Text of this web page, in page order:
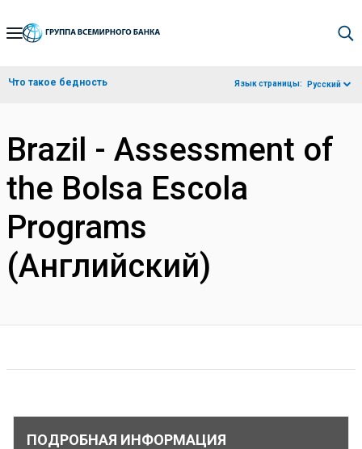
Skip
Navigation
Что такое бедность Язык страницы: Русский
Brazil - Assessment of
the Bolsa Escola
Programs
(Английский)
ПОДРОБНАЯ ИНФОРМАЦИЯ